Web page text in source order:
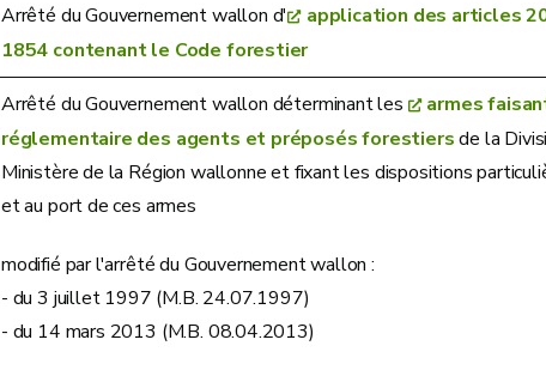
Arrêté du Gouvernement wallon d'
application des articles
1854 contenant le Code forestier
Arrêté du Gouvernement wallon déterminant les
armes
réglementaire des agents et préposés forestiersde la
Ministère de la Région wallonne et fixant les dispositions
et au port de ces armes
modifié par l'arrêté du Gouvernement wallon :
- du 3 juillet 1997 (M.B. 24.07.1997)
- du 14 mars 2013 (M.B. 08.04.2013)